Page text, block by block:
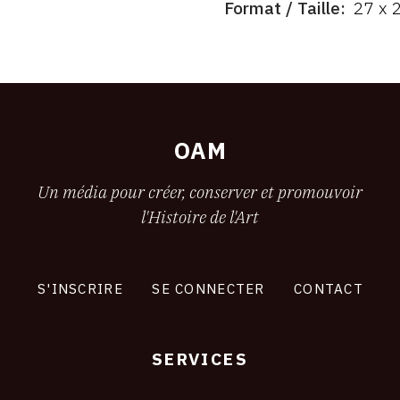
Format / Taille 27 x
OAM
Un média pour créer, conserver et promouvoir
l'Histoire de l'Art
S'INSCRIRE SE CONNECTER CONTACT
SERVICES